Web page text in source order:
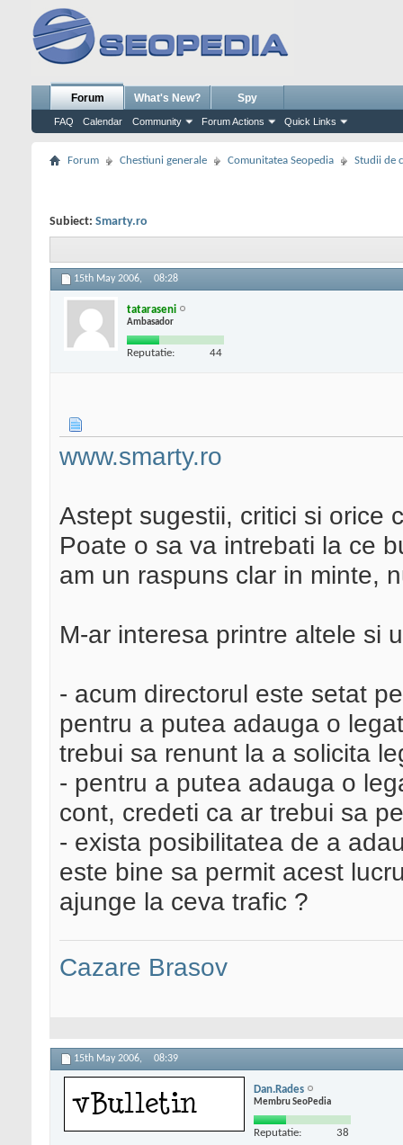
Forum
FAQ Calendar Community Forum Actions Quick Links
What's New? Spy
Forum Chestiuni generale Comunitatea Seopedia Studii de
Subiect: Smarty.ro
15th May 2006, 08:28
tataraseni
Ambasador
Reputatie: 44
www.smarty.ro
Astept sugestii, critici si orice
Poate o sa va intrebati la ce
am un raspuns clar in minte,
M-ar interesa printre altele si
- acum directorul este setat
pentru a putea adauga o
trebui sa renunt la a solicita
- pentru a putea adauga o
cont, credeti ca ar trebui sa
- exista posibilitatea de a
este bine sa permit acest
ajunge la ceva trafic ?
Cazare Brasov
15th May 2006, 08:39
Dan.Rades
Membru SeoPedia
Reputatie: 38